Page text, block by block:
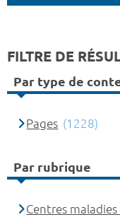
FILTRE DE
Par type de
Pages (1228)
Par rubrique
Centres